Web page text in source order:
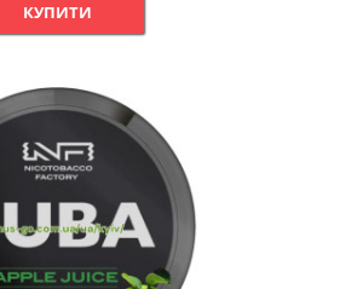
КУПИТИ